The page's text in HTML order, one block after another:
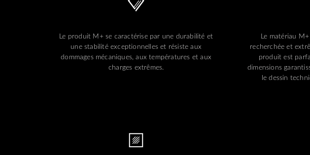
Le produit M+ se caractérise par une durabilité et
une stabilité exceptionnelles et résiste aux
dommages mécaniques, aux températures et aux
charges extrêmes.
Le matériau
recherchée et
produit est
dimensions
le dessin